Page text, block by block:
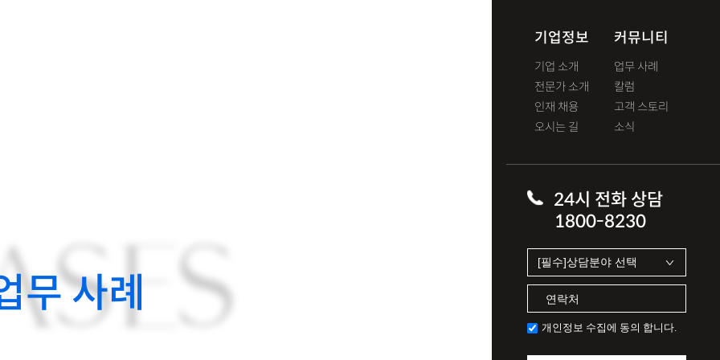
기업정보
기업 소개
전문가 소개
인재 채용
오시는 길
커뮤니티
업무 사례
칼럼
고객 스토리
소식
24시 전화 상담
1800-8230
개인정보 수집에 동의 합니다.
무 사례